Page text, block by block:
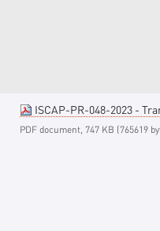
ISCAP-PR-048-2023 -
PDF document, 747 KB (765619